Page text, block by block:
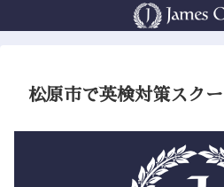
松原市で英検対策スク